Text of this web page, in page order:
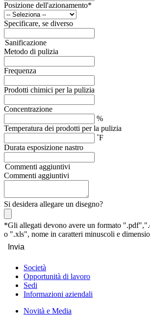
Posizione dell'azionamento*
Specificare, se diverso
Sanificazione
Metodo di pulizia
Frequenza
Prodotti chimici per la pulizia
Concentrazione
%
Temperatura dei prodotti per la pulizia
˚F
Durata esposizione nastro
Commenti aggiuntivi
Commenti aggiuntivi
Si desidera allegare un disegno?
*Gli allegati devono avere un formato
o ".xls", nome in caratteri minuscoli e
Invia
Società
Opportunità di lavoro
Sedi
Informazioni aziendali
Novità e Media